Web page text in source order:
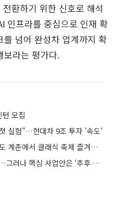
전환하기 위한 신호로 해석
인프라를 중심으로 인재 확
를 넘어 완성차 업계까지 확
보라는 평가다.
모집
실험"…현대차 9조 투자 '속도'
현대차 정몽구 재단 “강원도 계촌에서 클래식 축제 즐겨보세요”
싸이월드, 10월 부활 예고…그러나 핵심 사업안은 ‘추후 공개’